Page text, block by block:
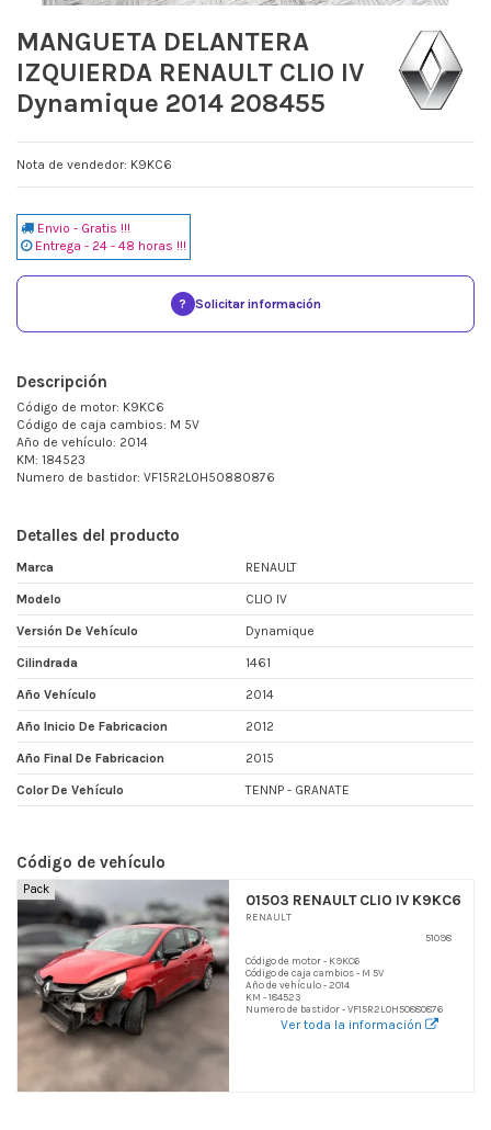
MANGUETA DELANTERA
IZQUIERDA RENAULT CLIO IV
Dynamique 2014 208455
Nota de vendedor: K9KC6
Envio - Gratis !!!
Entrega - 24 - 48 horas !!!
? Solicitar información
Descripción
Código de motor: K9KC6
Código de caja cambios: M 5V
Año de vehículo: 2014
KM: 184523
Numero de bastidor: VF15R2L0H50880876
Detalles del producto
Marca RENAULT
Modelo CLIO IV
Versión De Vehículo Dynamique
Cilindrada 1461
Año Vehículo 2014
Año Inicio De Fabricacion 2012
Año Final De Fabricacion 2015
Color De Vehículo TENNP - GRANATE
Código de vehículo
Pack
01503 RENAULT CLIO IV K9KC6
RENAULT
51098
Código de motor - K9KC6
Código de caja cambios - M 5V
Año de vehículo - 2014
KM - 184523
Numero de bastidor - VF15R2L0H50880876
Ver toda la información